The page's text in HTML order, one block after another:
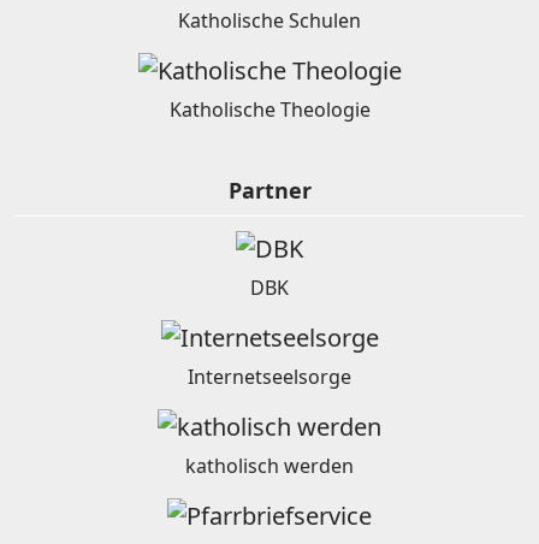
Katholische Schulen
Katholische Theologie
Partner
DBK
Internetseelsorge
katholisch werden